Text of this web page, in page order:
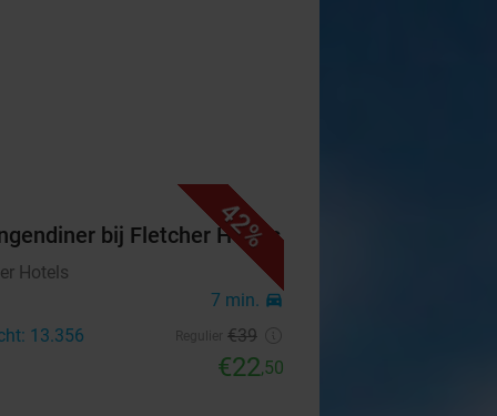
42%
bij Fletcher Hotels
Hotels
7 min. directions_car
13.356 €39
€22,50